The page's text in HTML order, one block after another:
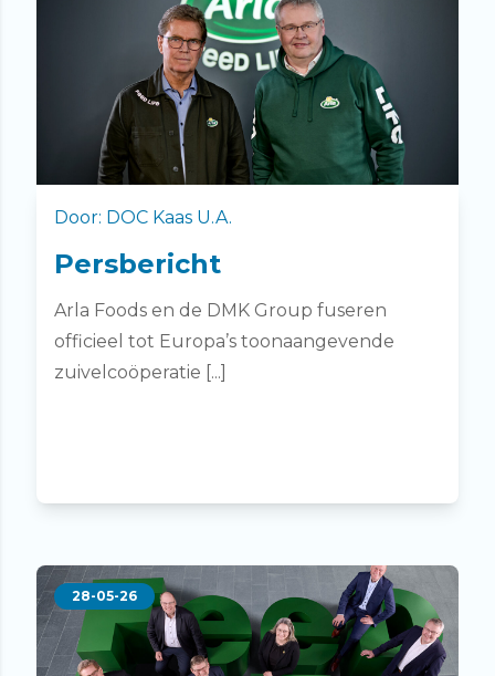
Door: DOC Kaas U.A.
Persbericht
Arla Foods en de DMK Group fuseren
officieel tot Europa’s toonaangevende
zuivelcoöperatie [...]
28-05-26